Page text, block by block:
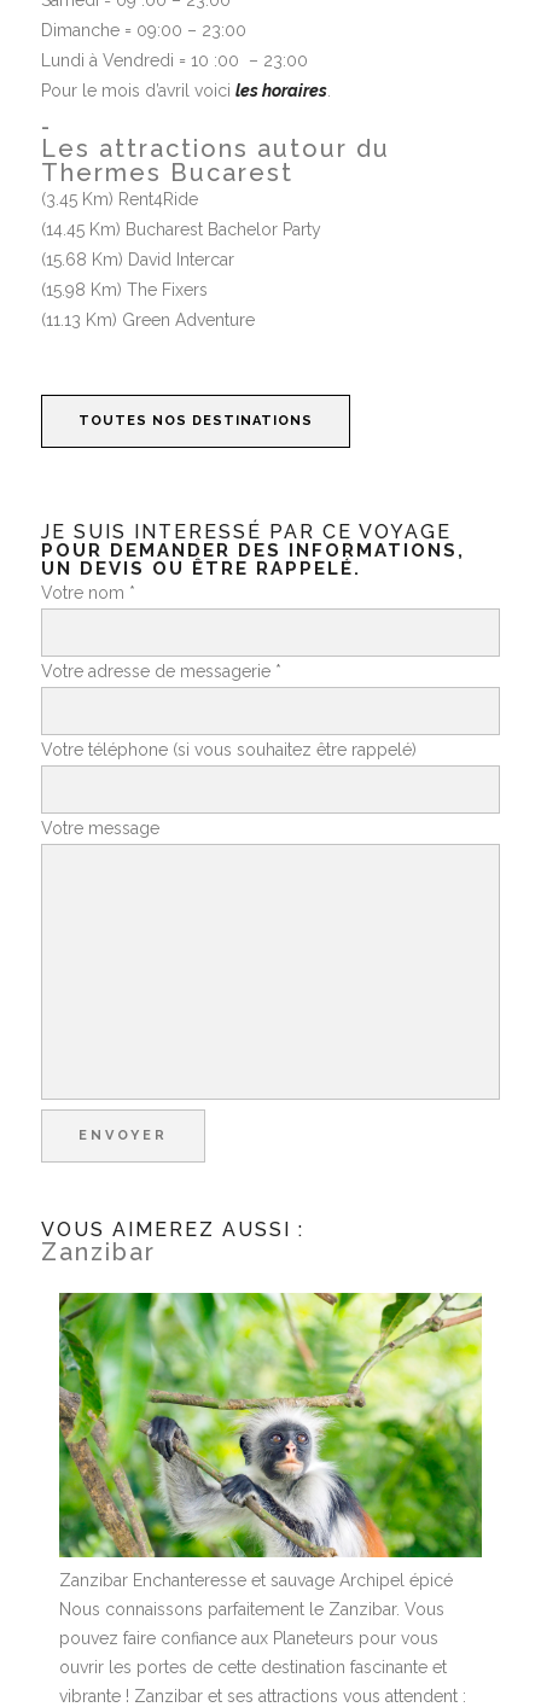
Dimanche = 09:00 – 23:00
Lundi à Vendredi = 10 :00 – 23:00
Pour le mois d’avril voici les horaires.
Les attractions autour du
Thermes Bucarest
(3.45 Km) Rent4Ride
(14.45 Km) Bucharest Bachelor Party
(15.68 Km) David Intercar
(15.98 Km) The Fixers
(11.13 Km) Green Adventure
TOUTES NOS DESTINATIONS
JE SUIS INTERESSÉ PAR CE VOYAGE
POUR DEMANDER DES INFORMATIONS,
UN DEVIS OU ÊTRE RAPPELÉ.
Votre nom *
Votre adresse de messagerie *
Votre téléphone (si vous souhaitez être rappelé)
Votre message
VOUS AIMEREZ AUSSI :
Zanzibar
Zanzibar Enchanteresse et sauvage Archipel épicé
Nous connaissons parfaitement le Zanzibar. Vous
pouvez faire confiance aux Planeteurs pour vous
ouvrir les portes de cette destination fascinante et
vibrante ! Zanzibar et ses attractions vous attendent :